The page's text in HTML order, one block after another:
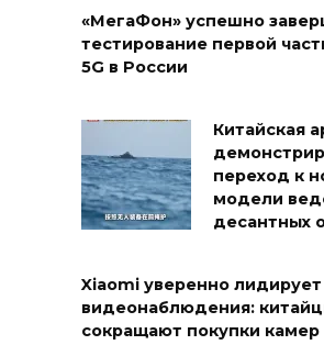
«МегаФон» успешно
тестирование первой
5G в России
Китайская
переход к
модели
десантных
Xiaomi уверенно
видеонаблюдения:
сокращают покупки камер